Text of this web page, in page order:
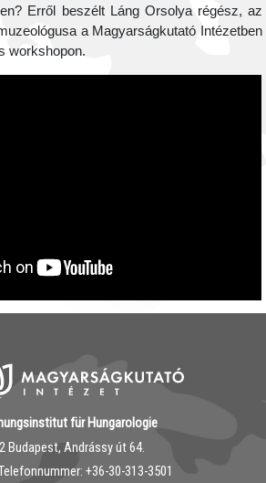
Erről beszélt Láng Orsolya régész, az
a Magyarságkutató Intézetben
workshopon.
für Hungarologie
Budapest, Andrássy út 64.
‭+36-30-313-3501